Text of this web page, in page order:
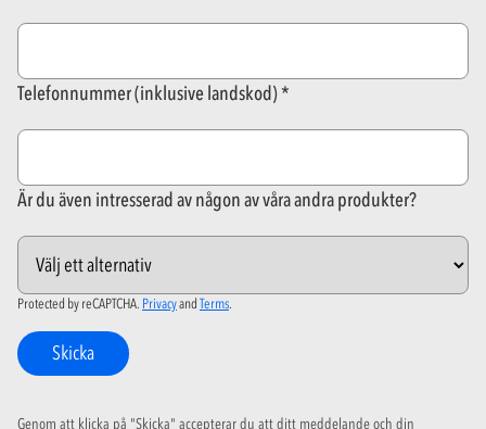
Telefonnummer (inklusive landskod)
Är du även intresserad av någon av våra andra produkter?
Protected by reCAPTCHA. Privacyand Terms
Skicka
Genom att klicka på "Skicka" accepterar du att ditt meddelande och din